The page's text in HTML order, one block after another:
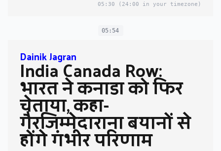
05:30 (24:00 in your timezone)
05:54
Dainik Jagran
India Canada Row:
भारत ने कनाडा को फिर
चेताया, कहा-
गैरजिम्मेदाराना बयानों से
होंगे गंभीर परिणाम